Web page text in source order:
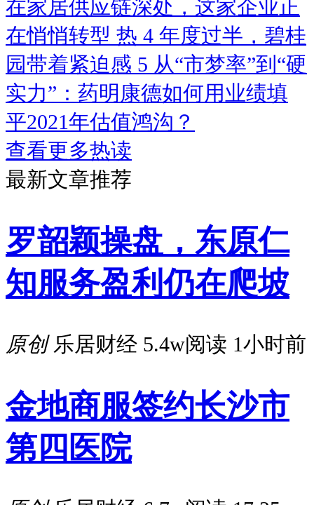
在家居供应链深处，这家企业正
在悄悄转型 热 4 年度过半，碧桂
园带着紧迫感 5 从“市梦率”到“硬
实力”：药明康德如何用业绩填
平2021年估值鸿沟？
查看更多热读
最新文章推荐
罗韶颖操盘，东原仁
知服务盈利仍在爬坡
原创 乐居财经 5.4w阅读 1小时前
金地商服签约长沙市
第四医院